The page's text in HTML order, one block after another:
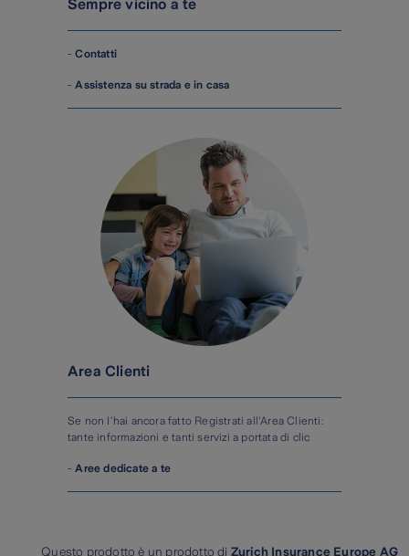
Sempre vicino a te
-Contatti
-Assistenza su strada e in casa
Area Clienti
Se non l'hai ancora fatto Registrati all'Area Clienti:
tante informazioni e tanti servizi a portata di clic
-Aree dedicate a te
Questo prodotto è un prodotto di Zurich Insurance Europe AG